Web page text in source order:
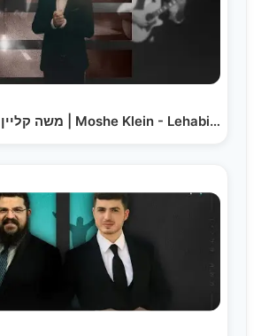
משה קליין - להביט קדימה | Moshe Klein - Lehabit Kadima